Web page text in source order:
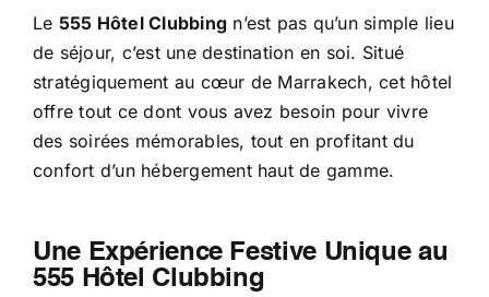
Le 555 Hôtel Clubbing n’est pas qu’un simple lieu
de séjour, c’est une destination en soi. Situé
stratégiquement au cœur de Marrakech, cet hôtel
offre tout ce dont vous avez besoin pour vivre
des soirées mémorables, tout en profitant du
confort d’un hébergement haut de gamme.
Une Expérience Festive Unique au
555 Hôtel Clubbing